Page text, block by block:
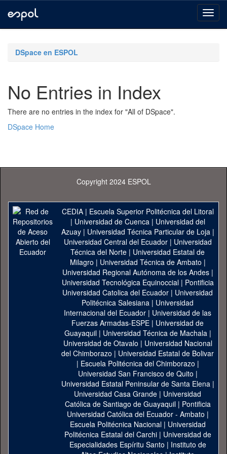
navigationDSpace en ESPOL
No Entries in Index
There are no entries in the index for "All of DSpace".
DSpace Home
Copyright 2024 ESPOL
CEDIA| Escuela Superior Politécnica del Litoral
| Universidad de Cuenca| Universidad del
Azuay| Universidad Técnica Particular de Loja|
Universidad Central del Ecuador| Universidad
Técnica del Norte | Universidad Estatal de
Milagro | Universidad Técnica de Ambato |
Universidad Regional Autónoma de los Andes|
Universidad Tecnológica Equinoccial| Pontificia
Universidad Catolica del Ecuador | Universidad
Politécnica Salesiana | Universidad
Internacional del Ecuador | Universidad de las
Fuerzas Armadas-ESPE | Universidad de
Guayaquil| Universidad Técnica de Machala|
Universidad de Otavalo | Universidad Nacional
del Chimborazo | Universidad Estatal de Bolivar
| Escuela Politécnica del Chimborazo |
Universidad San Francisco de Quito |
Universidad Estatal Peninsular de Santa Elena|
Universidad Casa Grande | Universidad
Católica de Santiago de Guayaquil| Pontificia
Universidad Católica del Ecuador - Ambato |
Escuela Politécnica Nacional| Universidad
Politécnica Estatal del Carchi| Universidad de
Especialidades Espíritu Santo | Instituto de